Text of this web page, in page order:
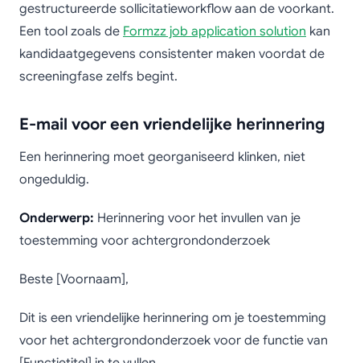
gestructureerde sollicitatieworkflow aan de voorkant.
Een tool zoals de Formzz job application solution kan
kandidaatgegevens consistenter maken voordat de
screeningfase zelfs begint.
E-mail voor een vriendelijke herinnering
Een herinnering moet georganiseerd klinken, niet
ongeduldig.
Onderwerp: Herinnering voor het invullen van je
toestemming voor achtergrondonderzoek
Beste [Voornaam],
Dit is een vriendelijke herinnering om je toestemming
voor het achtergrondonderzoek voor de functie van